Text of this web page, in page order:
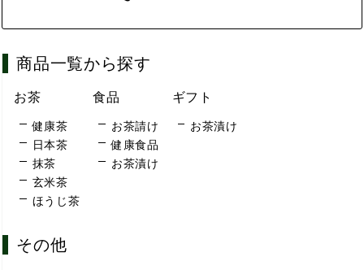
商品一覧から探す
お茶
健康茶
日本茶
抹茶
玄米茶
ほうじ茶
食品
お茶請け
健康食品
お茶漬け
ギフト
お茶漬け
その他